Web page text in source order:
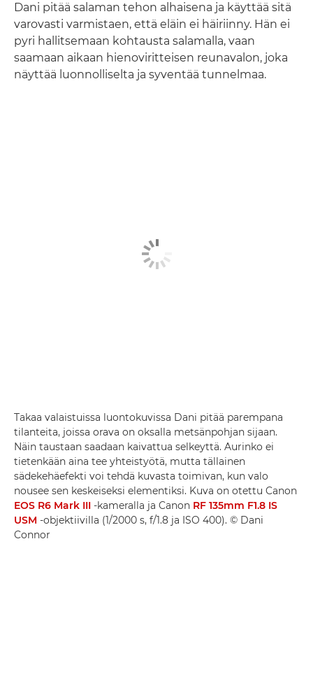
Dani pitää salaman tehon alhaisena ja käyttää sitä
varovasti varmistaen, että eläin ei häiriinny. Hän ei
pyri hallitsemaan kohtausta salamalla, vaan
saamaan aikaan hienoviritteisen reunavalon, joka
näyttää luonnolliselta ja syventää tunnelmaa.
Takaa valaistuissa luontokuvissa Dani pitää parempana
tilanteita, joissa orava on oksalla metsänpohjan sijaan.
Näin taustaan saadaan kaivattua selkeyttä. Aurinko ei
tietenkään aina tee yhteistyötä, mutta tällainen
sädekehäefekti voi tehdä kuvasta toimivan, kun valo
nousee sen keskeiseksi elementiksi. Kuva on otettu Canon
EOS R6 Mark III -kameralla ja Canon RF 135mm F1.8 IS
USM -objektiivilla (1/2000 s, f/1.8 ja ISO 400). © Dani
Connor